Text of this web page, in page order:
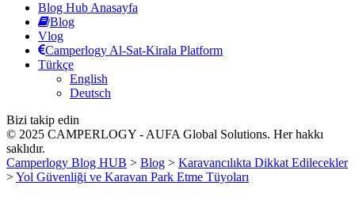
Blog Hub Anasayfa
Blog
Vlog
Camperlogy Al-Sat-Kirala Platform
Türkçe
English
Deutsch
Bizi takip edin
© 2025 CAMPERLOGY - AUFA Global Solutions. Her hakkı
saklıdır.
Camperlogy Blog HUB > Blog > Karavancılıkta Dikkat Edilecekler
>Yol Güvenliği ve Karavan Park Etme Tüyoları